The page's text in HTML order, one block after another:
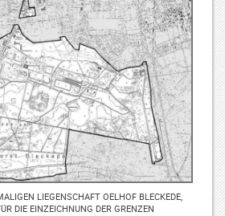
LIEGENSCHAFT OELHOF BLECKEDE,
DIE EINZEICHNUNG DER GRENZEN